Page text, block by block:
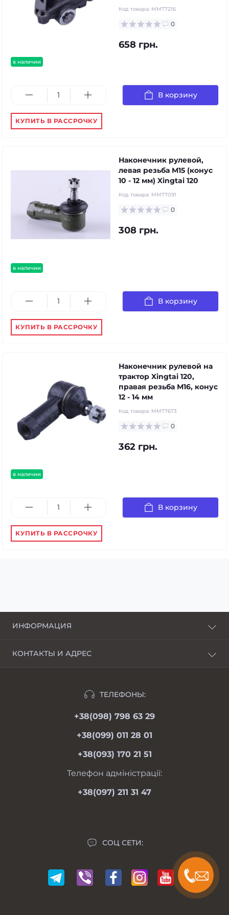
в наличии
Код товара: MMT7216
0
658 грн.
В корзину
КУПИТЬ В РАССРОЧКУ
в наличии
Наконечник рулевой,
левая резьба М15 (конус
10 - 12 мм) Xingtai 120
Код товара: MMT7091
0
308 грн.
В корзину
КУПИТЬ В РАССРОЧКУ
в наличии
Наконечник рулевой на
трактор Xingtai 120,
правая резьба М16, конус
12 - 14 мм
Код товара: MMT7673
0
362 грн.
В корзину
КУПИТЬ В РАССРОЧКУ
ИНФОРМАЦИЯ
Связаться с нами
КОНТАКТЫ И АДРЕС
ТЕЛЕФОНЫ:
+38(098) 798 63 29
+38(099) 011 28 01
+38(093) 170 21 51
Телефон адміністрації:
+38(097) 211 31 47
СОЦ СЕТИ: